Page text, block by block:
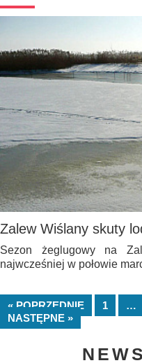
Zalew Wiślany skuty
Sezon żeglugowy na
najwcześniej w połowie
« POPRZEDNIE 1 …
NASTĘPNE »